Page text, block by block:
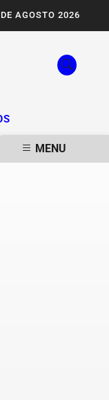
AGOSTO 2026
DEGRADAÇÃO DA
MENU